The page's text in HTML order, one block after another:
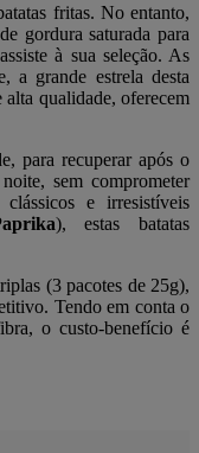
fritas. No entanto,
gordura saturada para
à sua seleção. As
a grande estrela desta
alta qualidade, oferecem
para recuperar após o
sem comprometer
e irresistíveis
), estas batatas
(3 pacotes de 25g),
Tendo em conta o
o custo-benefício é